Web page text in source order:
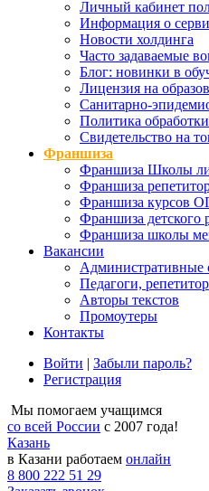
Личный кабинет
Информация о
Новости холдинга
Часто задаваемые
Блог: новинки в
Лицензия на
Санитарно-
Политика
Свидетельство на
Франшиза
Франшиза Школы
Франшиза
Франшиза курсов
Франшиза детского
Франшиза школы
Вакансии
Административные
Педагоги,
Авторы текстов
Промоутеры
Контакты
Войти | Забыли пароль?
Регистрация
Мы помогаем учащимся
со всей России с 2007 года!
Казань
в Казани работаем онлайн
8 800 222 51 29